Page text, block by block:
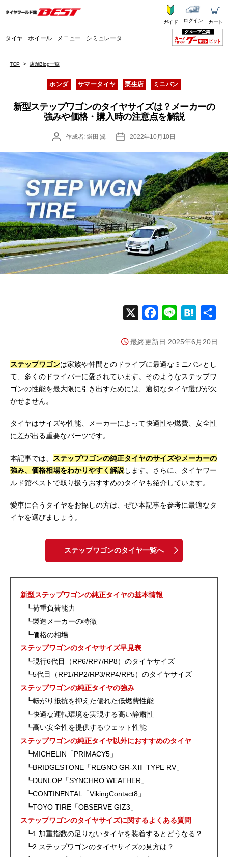
タイヤ ホイール メニュー シミュレータ
ガイド ログイン カート
TOP 店舗Blog一覧
カ
テ
リ
ー
ホンダ サマータイヤ 栗生店 ミニバン
新型ステップワゴンのタイヤサイズは？メーカーの
強みや価格・購入時の注意点を解説
投
者
作成者: 鎌田 翼
投
2022年10月10日
c
b
o
k
n
t
n
a
最終更新日 2025年6月20日
ステップワゴンは家族や仲間とのドライブに最適なミニバンとし
て、多くのドライバーに愛されています。そのようなステップワ
ゴンの性能を最大限に引き出すためには、適切なタイヤ選びが欠
かせません。
タイヤはサイズや性能、メーカーによって快適性や燃費、安全性
に差が出る重要なパーツです。
本記事では、
ステップワゴンの純正タイヤのサイズやメーカーの
強み、価格相場をわかりやすく解説します。さらに、タイヤワー
ルド館ベストで取り扱うおすすめのタイヤも紹介しています。
愛車に合うタイヤをお探しの方は、ぜひ本記事を参考に最適なタ
イヤを選びましょう。
ステップワゴンのタイヤ一覧へ
新型ステップワゴンの純正タイヤの基本情報
┗荷重負荷能力
┗製造メーカーの特徴
┗価格の相場
ステップワゴンのタイヤサイズ早見表
┗現行6代目（RP6/RP7/RP8）のタイヤサイズ
┗5代目（RP1/RP2/RP3/RP4/RP5）のタイヤサイズ
ステップワゴンの純正タイヤの強み
┗転がり抵抗を抑えた優れた低燃費性能
┗快適な運転環境を実現する高い静粛性
┗高い安全性を提供するウェット性能
ステップワゴンの純正タイヤ以外におすすめのタイヤ
┗MICHELIN「PRIMACY5」
┗BRIDGESTONE「REGNO GR-XⅢ TYPE RV」
┗DUNLOP「SYNCHRO WEATHER」
┗CONTINENTAL「VikingContact8」
┗TOYO TIRE「OBSERVE GIZ3」
ステップワゴンのタイヤサイズに関するよくある質問
┗1.加重指数の足りないタイヤを装着するとどうなる？
┗2.ステップワゴンのタイヤサイズの見方は？